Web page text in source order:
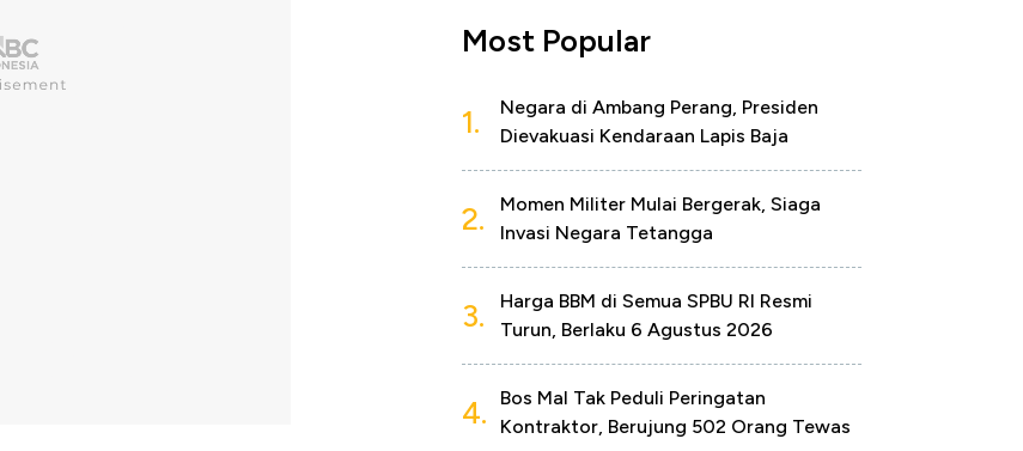
Most Popular
1.
Negara di Ambang Perang, Presiden
Dievakuasi Kendaraan Lapis Baja
2.
Momen Militer Mulai Bergerak, Siaga
Invasi Negara Tetangga
3.
Harga BBM di Semua SPBU RI Resmi
Turun, Berlaku 6 Agustus 2026
4.
Bos Mal Tak Peduli Peringatan
Kontraktor, Berujung 502 Orang Tewas